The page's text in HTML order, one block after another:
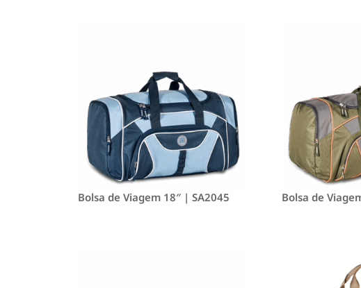
Bolsa de Viagem 18″ | SA2045 Bolsa de